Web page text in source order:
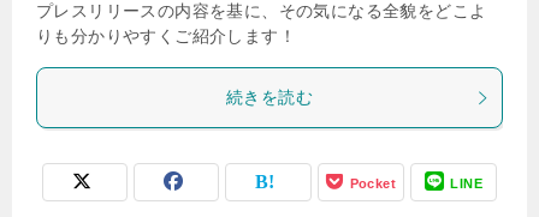
プレスリリースの内容を基に、その気になる全貌をどこよ
りも分かりやすくご紹介します！
続きを読む
Pocket LINE